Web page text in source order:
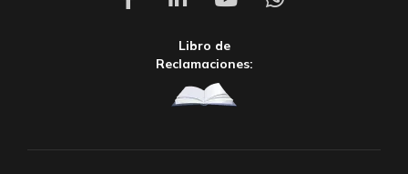
Libro de
Reclamaciones: